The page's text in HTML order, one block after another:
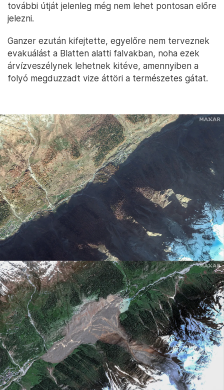
további útját jelenleg még nem lehet pontosan előre
jelezni.
Ganzer ezután kifejtette, egyelőre nem terveznek
evakuálást a Blatten alatti falvakban, noha ezek
árvízveszélynek lehetnek kitéve, amennyiben a
folyó megduzzadt vize áttöri a természetes gátat.